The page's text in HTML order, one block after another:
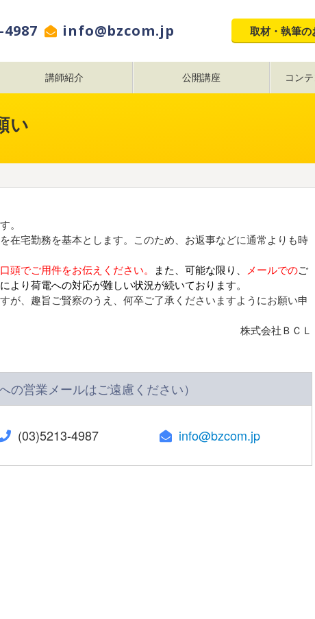
4987 info@bzcom.jp 取材・執筆の
講師紹介 公開講座 コン
い
。
宅勤務を基本とします。このため、お返事などに通常よりも時
頭でご用件をお伝えください。 また 、可能な限り、 メールでのご
り荷電への対応が難しい状況が続いております。
、趣旨ご賢察のうえ、何卒ご了承くださいますようにお願い申
株式会社ＢＣＬ
の営業メールはご遠慮ください）
(03)5213-4987 info@bzcom.jp